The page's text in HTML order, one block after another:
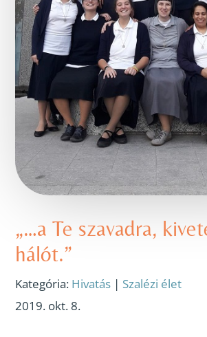
„…a Te szavadra,
hálót.”
Kategória: Hivatás | Szalézi élet
2019. okt. 8.